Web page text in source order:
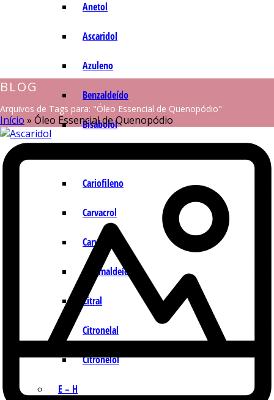
Anetol
Ascaridol
Azuleno
Benzaldeído
Bisabolol
Cariofileno
Carvacrol
Carvona
Cinamaldeído
Citral
Citronelal
Citronelol
E – H
BLOG
Arquivos de Tags para: "Óleo Essencial de Quenopódio"
Início » Óleo Essencial de Quenopódio